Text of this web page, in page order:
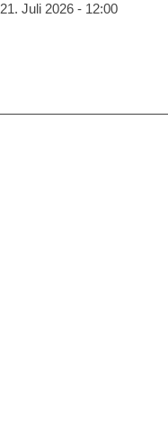
21. Juli 2026 - 12:00